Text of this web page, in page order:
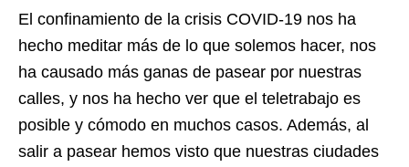
El confinamiento de la crisis COVID-19 nos ha
hecho meditar más de lo que solemos hacer, nos
ha causado más ganas de pasear por nuestras
calles, y nos ha hecho ver que el teletrabajo es
posible y cómodo en muchos casos. Además, al
salir a pasear hemos visto que nuestras ciudades